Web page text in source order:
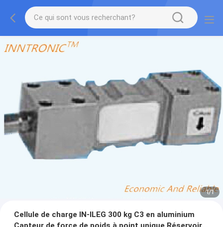
1/1
Cellule de charge IN-ILEG 300 kg C3 en aluminium